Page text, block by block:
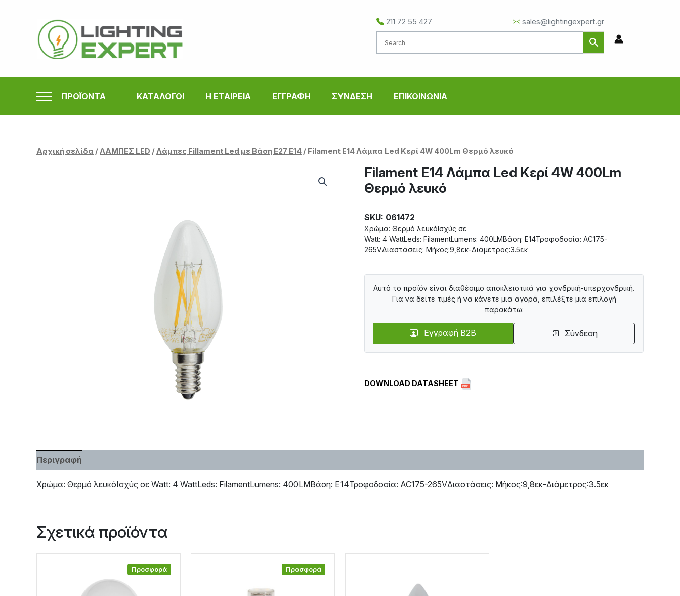
περιεχόμενο
211 72 55 427 sales@lightingexpert.gr
ΠΡΟΪΟΝΤΑ ΚΑΤΑΛΟΓΟΙ Η ΕΤΑΙΡΕΙΑ ΕΓΓΡΑΦΗ ΣΥΝΔΕΣΗ ΕΠΙΚΟΙΝΩΝΙΑ
Αρχική σελίδα /ΛΑΜΠΕΣ LED /Λάμπες Fillament Led με Βάση Ε27 E14 / Filament E14 Λάμπα Led Κερί 4W 400Lm Θερμό λευκό
Filament E14 Λάμπα Led Κερί 4W 400Lm
Θερμό λευκό
SKU: 061472
Χρώμα: Θερμό λευκόΙσχύς σε
Watt: 4 WattLeds: FilamentLumens: 400LMΒάση: Ε14Τροφοδοσία: AC175-
265VΔιαστάσεις: Μήκος:9,8εκ-Διάμετρος:3.5εκ
DOWNLOAD DATASHEET
Αυτό το προϊόν είναι διαθέσιμο αποκλειστικά για χονδρική-υπερχονδρική.
Για να δείτε τιμές ή να κάνετε μια αγορά, επιλέξτε μια επιλογή
παρακάτω:
Εγγραφή B2B Σύνδεση
Περιγραφή
Χρώμα: Θερμό λευκόΙσχύς σε Watt: 4 WattLeds: FilamentLumens: 400LMΒάση: Ε14Τροφοδοσία: AC175-265VΔιαστάσεις: Μήκος:9,8εκ-Διάμετρος:3.5εκ
Σχετικά προϊόντα
Προσφορά Προσφορά